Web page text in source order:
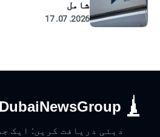
شامل
2026. 07. 17
DubaiNewsGroup
دبئی دریافت کریں: ایک